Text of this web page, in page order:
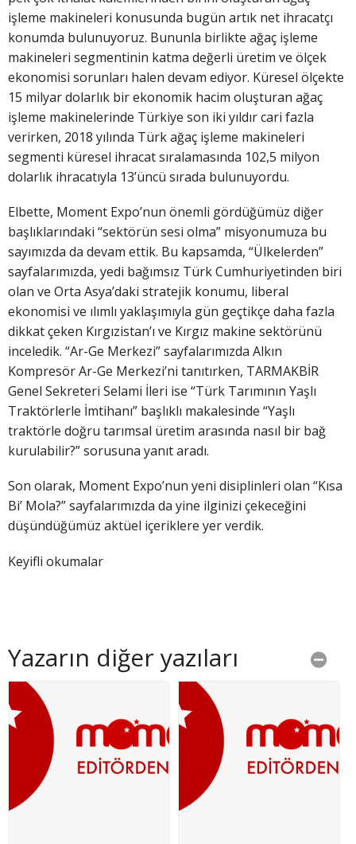
işleme makineleri konusunda bugün artık net ihracatçı
konumda bulunuyoruz. Bununla birlikte ağaç işleme
makineleri segmentinin katma değerli üretim ve ölçek
ekonomisi sorunları halen devam ediyor. Küresel ölçekte
15 milyar dolarlık bir ekonomik hacim oluşturan ağaç
işleme makinelerinde Türkiye son iki yıldır cari fazla
verirken, 2018 yılında Türk ağaç işleme makineleri
segmenti küresel ihracat sıralamasında 102,5 milyon
dolarlık ihracatıyla 13’üncü sırada bulunuyordu.
Elbette, Moment Expo’nun önemli gördüğümüz diğer
başlıklarındaki “sektörün sesi olma” misyonumuza bu
sayımızda da devam ettik. Bu kapsamda, “Ülkelerden”
sayfalarımızda, yedi bağımsız Türk Cumhuriyetinden biri
olan ve Orta Asya’daki stratejik konumu, liberal
ekonomisi ve ılımlı yaklaşımıyla gün geçtikçe daha fazla
dikkat çeken Kırgızistan’ı ve Kırgız makine sektörünü
inceledik. “Ar-Ge Merkezi” sayfalarımızda Alkın
Kompresör Ar-Ge Merkezi’ni tanıtırken, TARMAKBİR
Genel Sekreteri Selami İleri ise “Türk Tarımının Yaşlı
Traktörlerle İmtihanı” başlıklı makalesinde “Yaşlı
traktörle doğru tarımsal üretim arasında nasıl bir bağ
kurulabilir?” sorusuna yanıt aradı.
Son olarak, Moment Expo’nun yeni disiplinleri olan “Kısa
Bi’ Mola?” sayfalarımızda da yine ilginizi çekeceğini
düşündüğümüz aktüel içeriklere yer verdik.
Keyifli okumalar
Yazarın diğer yazıları